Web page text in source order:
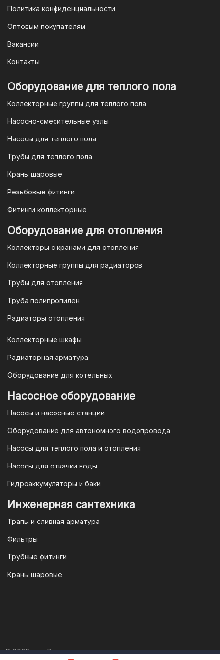
3. Оплата по QR-коду
— это QR-код. После оформления
заказа мы предоставим вам
уникальный QR-код, который можно
приложении вашего банка. Это быстро,
удобно и безопасно.
юридических лиц
Для наших корпоративных клиентов
мы предлагаем безналичную оплату по
выставим вам счет, который можно
оплатить в течение 3 рабочих дней.
организаций и ИП необходимо
связаться с оптовым отделом
электронную почту
opt@mail.ru
Гарантия и условия гарантии
магазине "TIM-com Россия" Вы можете
быть уверены в том, что мы действуем
в рамках действующего
Законодательства Российской
Федерации и Ваши права, как
отопительной техники (котлы, газовые
монтажа, необходимо вызывать
специалиста из
ЦЕНТРА на первый запуск
оборудования (пуско-наладочные
специалистами сервисного центра.
Политика конфиденциальности
Оптовым покупателям
Вакансии
Контакты
Оборудование для теплого пола
Коллекторные группы для теплого пола
Насосно-смесительные узлы
Насосы для теплого пола
Трубы для теплого пола
Краны шаровые
Резьбовые фитинги
Фитинги коллекторные
Оборудование для отопления
Коллекторы с кранами для отопления
Коллекторные группы для радиаторов
Трубы для отопления
Труба полипропилен
Радиаторы отопления
Коллекторные шкафы
Радиаторная арматура
Оборудование для котельных
Насосное оборудование
Насосы и насосные станции
Оборудование для автономного водопровода
Насосы для теплого пола и отопления
Насосы для откачки воды
Гидроаккумуляторы и баки
Инженерная сантехника
Трапы и сливная арматура
Фильтры
Трубные фитинги
Краны шаровые
© 2026 год. Все права защищены.